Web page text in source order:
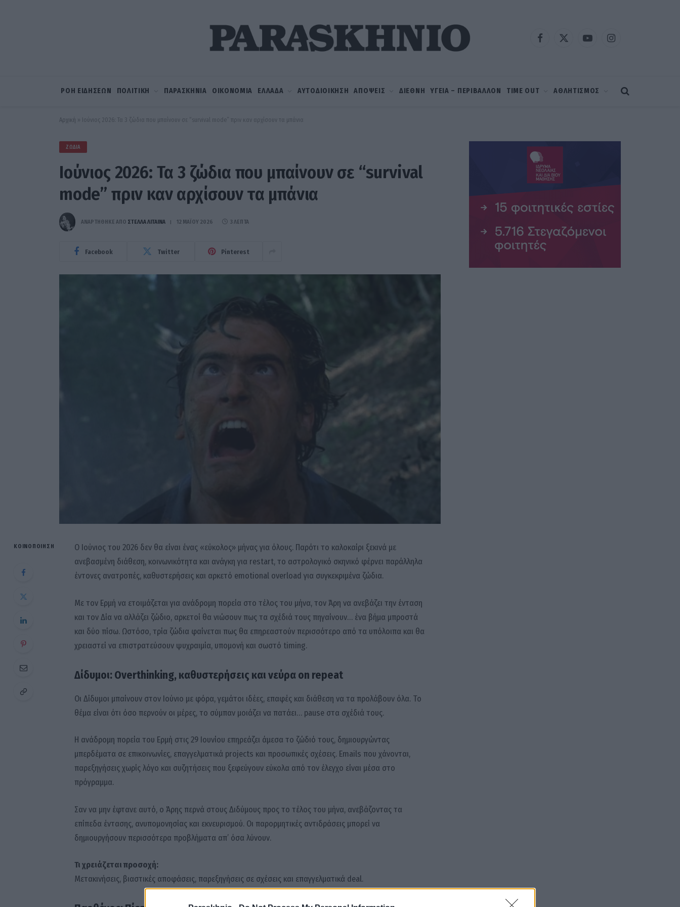
Facebook
X
YouTubeInstagram
ΡΟΗ ΕΙΔΗΣΕΩΝ ΠΟΛΙΤΙΚΗ ΠΑΡΑΣΚΗΝΙΑ ΟΙΚΟΝΟΜΙΑ ΕΛΛΑΔΑ ΑΥΤΟΔΙΟΙΚΗΣΗ ΑΠΟΨΕΙΣ ΔΙΕΘΝΗ ΥΓΕΙΑ – ΠΕΡΙΒΑΛΛΟΝ TIME OUT ΑΘΛΗΤΙΣΜΟΣ
Αρχική » Ιούνιος 2026: Τα 3 ζώδια που μπαίνουν σε “survival mode” πριν καν αρχίσουν τα μπάνια
ΖΏΔΙΑ
Ιούνιος 2026: Τα 3 ζώδια που μπαίνουν σε “survival
mode” πριν καν αρχίσουν τα μπάνια
ΑΝΑΡΤΗΘΗΚΕ ΑΠΟ ΣΤΈΛΛΑ ΛΊΤΑΙΝΑ 12 ΜΑΪ́ΟΥ 2026 3 ΛΕΠΤΆ
Facebook Twitter Pinterest
ΚΟΙΝΟΠΟΊΗΣΗ
Ο Ιούνιος του 2026 δεν θα είναι ένας «εύκολος» μήνας για όλους. Παρότι το καλοκαίρι ξεκινά με
ανεβασμένη διάθεση, κοινωνικότητα και ανάγκη για restart, το αστρολογικό σκηνικό φέρνει παράλληλα
έντονες ανατροπές, καθυστερήσεις και αρκετό emotional overload για συγκεκριμένα ζώδια.
Με τον Ερμή να ετοιμάζεται για ανάδρομη πορεία στο τέλος του μήνα, τον Άρη να ανεβάζει την ένταση
και τον Δία να αλλάζει ζώδιο, αρκετοί θα νιώσουν πως τα σχέδιά τους πηγαίνουν… ένα βήμα μπροστά
και δύο πίσω. Ωστόσο, τρία ζώδια φαίνεται πως θα επηρεαστούν περισσότερο από τα υπόλοιπα και θα
χρειαστεί να επιστρατεύσουν ψυχραιμία, υπομονή και σωστό timing.
Δίδυμοι: Overthinking, καθυστερήσεις και νεύρα on repeat
Οι Δίδυμοι μπαίνουν στον Ιούνιο με φόρα, γεμάτοι ιδέες, επαφές και διάθεση να τα προλάβουν όλα. Το
θέμα είναι ότι όσο περνούν οι μέρες, το σύμπαν μοιάζει να πατάει… pause στα σχέδιά τους.
Η ανάδρομη πορεία του Ερμή στις 29 Ιουνίου επηρεάζει άμεσα το ζώδιό τους, δημιουργώντας
μπερδέματα σε επικοινωνίες, επαγγελματικά projects και προσωπικές σχέσεις. Emails που χάνονται,
παρεξηγήσεις χωρίς λόγο και συζητήσεις που ξεφεύγουν εύκολα από τον έλεγχο είναι μέσα στο
πρόγραμμα.
Σαν να μην έφτανε αυτό, ο Άρης περνά στους Διδύμους προς το τέλος του μήνα, ανεβάζοντας τα
επίπεδα έντασης, ανυπομονησίας και εκνευρισμού. Οι παρορμητικές αντιδράσεις μπορεί να
δημιουργήσουν περισσότερα προβλήματα απ’ όσα λύνουν.
Τι χρειάζεται προσοχή:
Μετακινήσεις, βιαστικές αποφάσεις, παρεξηγήσεις σε σχέσεις και επαγγελματικά deal.